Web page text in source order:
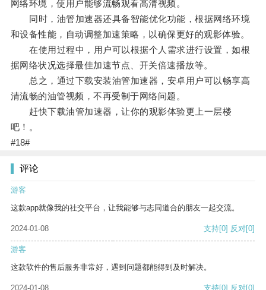
网络环境，使用户能够流畅观看高清视频。
同时，油管加速器还具备智能优化功能，根据网络环境
和设备性能，自动调整加速策略，以确保更好的观影体验。
在使用过程中，用户可以根据个人需求进行设置，如根
据网络状况选择最佳加速节点、开关倍速播放等。
总之，通过下载安装油管加速器，安卓用户可以畅享高
清流畅的油管视频，不再受制于网络问题。
赶快下载油管加速器，让你的观影体验更上一层楼
吧！。
#18#
评论
游客
这款app就像我的社交平台，让我能够与志同道合的朋友一起交流。
2024-01-08 支持[0] 反对[0]
游客
这款软件的售后服务非常好，遇到问题都能得到及时解决。
2024-01-08 支持[0] 反对[0]